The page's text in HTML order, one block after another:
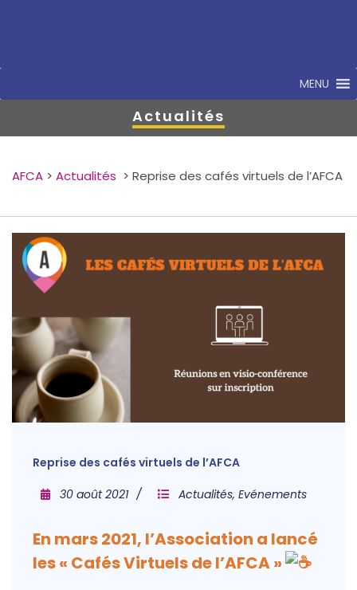
MENU
Actualités
AFCA > Actualités > Reprise des cafés virtuels de l’AFCA
Reprise des cafés virtuels de l’AFCA
30 août 2021
Actualités, Evénements
En mars 2021, l’Association a lancé
les « Cafés Virtuels de l’AFCA »